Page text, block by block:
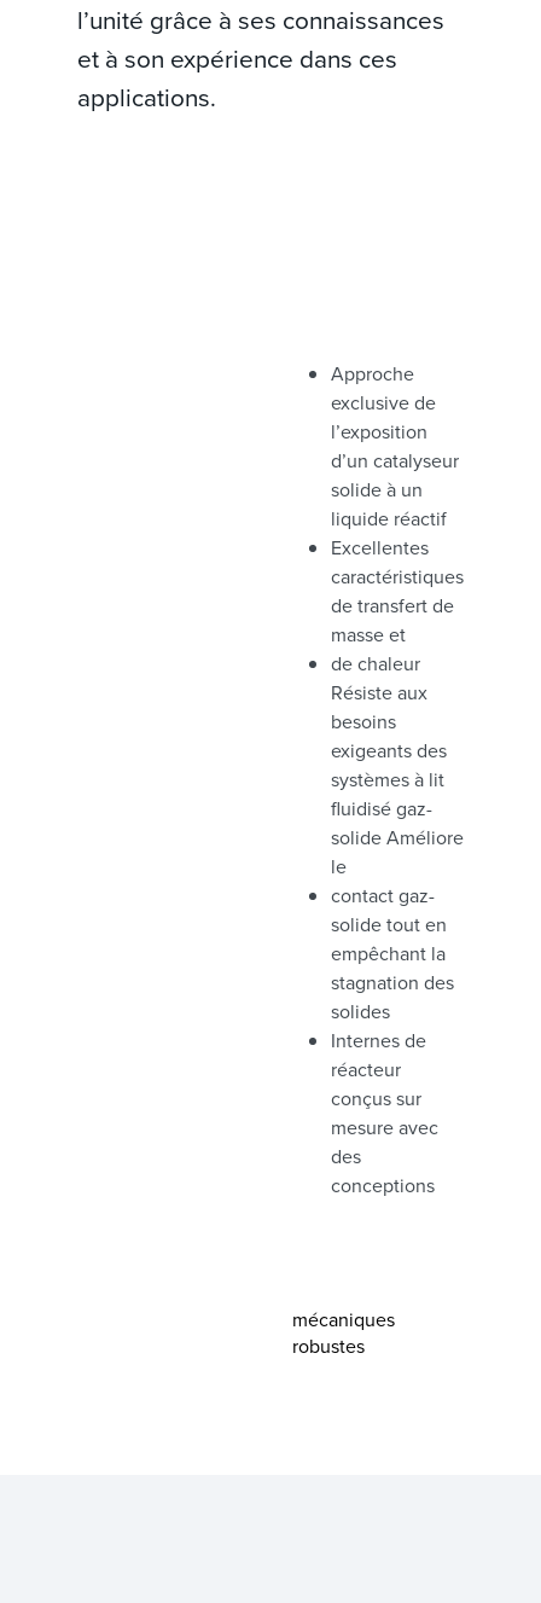
l’unité grâce à ses connaissances
et à son expérience dans ces
applications.
Approche
exclusive de
l’exposition
d’un catalyseur
solide à un
liquide réactif
Excellentes
caractéristiques
de transfert de
masse et
de chaleur
Résiste aux
besoins
exigeants des
systèmes à lit
fluidisé gaz-
solide Améliore
le
contact gaz-
solide tout en
empêchant la
stagnation des
solides
Internes de
réacteur
conçus sur
mesure avec
des
conceptions
mécaniques
robustes